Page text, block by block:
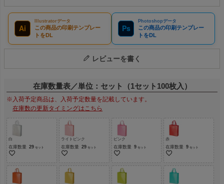
Ai
Illustratorデータ
この商品の印刷テンプレー
トをDL
Ps
Photoshopデータ
この商品の印刷テンプレー
トをDL
レビューを書く
在庫数量表／単位：セット（1セット100枚入）
※入荷予定商品は、入荷予定数量を記載しています。
在庫数の更新タイミングはこちら
白
在庫数量 29
ライトピンク
在庫数量 29
ピンク
在庫数量 9
赤
在庫数量 9